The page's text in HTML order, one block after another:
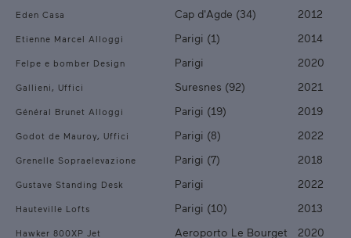
Eden Casa Cap d'Agde (34) 2012
Etienne Marcel Alloggi Parigi (1) 2014
Felpe e bomber Design Parigi 2020
Gallieni, Uffici Suresnes (92) 2021
Général Brunet Alloggi Parigi (19) 2019
Godot de Mauroy, Uffici Parigi (8) 2022
Grenelle Sopraelevazione Parigi (7) 2018
Gustave Standing Desk Parigi 2022
Hauteville Lofts Parigi (10) 2013
Hawker 800XP Jet
Aeroporto Le Bourget
2020